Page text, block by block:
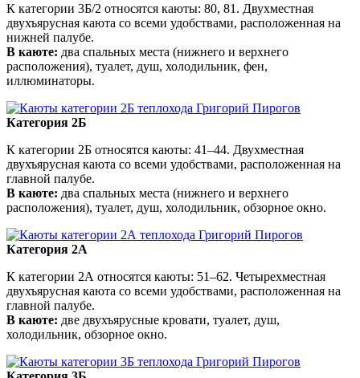
К категории 3Б/2 относятся каюты: 80, 81. Двухместная
двухъярусная каюта со всеми удобствами, расположенная на
нижней палубе.
В каюте: два спальных места (нижнего и верхнего
расположения), туалет, душ, холодильник, фен,
иллюминаторы.
Категория 2Б
К категории 2Б относятся каюты: 41–44. Двухместная
двухъярусная каюта со всеми удобствами, расположенная на
главной палубе.
В каюте: два спальных места (нижнего и верхнего
расположения), туалет, душ, холодильник, обзорное окно.
Категория 2А
К категории 2А относятся каюты: 51–62. Четырехместная
двухъярусная каюта со всеми удобствами, расположенная на
главной палубе.
В каюте: две двухъярусные кровати, туалет, душ,
холодильник, обзорное окно.